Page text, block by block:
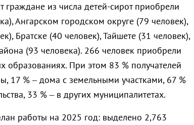
граждане из числа детей-сирот приобрели
Ангарском городском округе (79 человек),
Братске (40 человек), Тайшете (31 человек),
(93 человека). 266 человек приобрели
При этом 83 % получателей
17 % – дома с земельными участками, 67 %
33 % – в других муниципалитетах.
работы на 2025 год: выделено 2,763